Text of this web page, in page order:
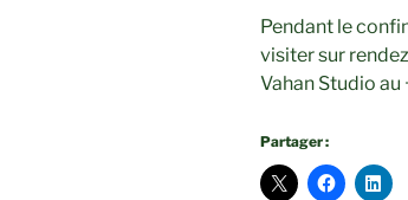
Pendant le
visiter sur
Vahan Studio
Partager :